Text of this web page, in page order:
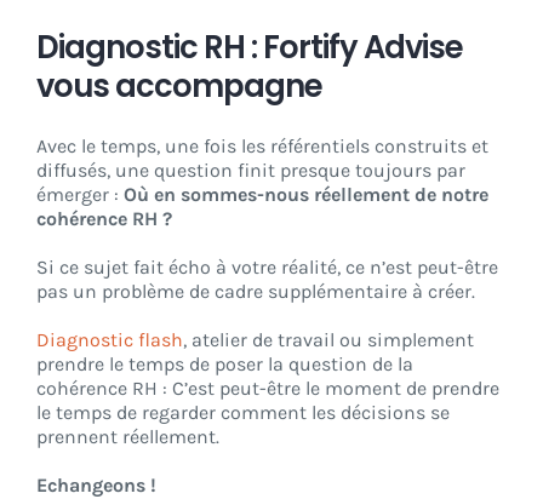
Diagnostic RH : Fortify Advise
vous accompagne
Avec le temps, une fois les référentiels construits et
diffusés, une question finit presque toujours par
émerger : Où en sommes-nous réellement de notre
cohérence RH ?
Si ce sujet fait écho à votre réalité, ce n’est peut-être
pas un problème de cadre supplémentaire à créer.
Diagnostic flash, atelier de travail ou simplement
prendre le temps de poser la question de la
cohérence RH : C’est peut-être le moment de prendre
le temps de regarder comment les décisions se
prennent réellement.
Echangeons !